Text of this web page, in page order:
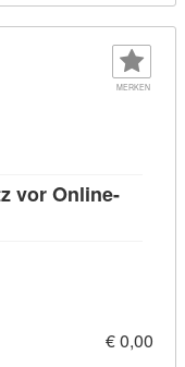
MERKEN
vor Online-
€ 0,00